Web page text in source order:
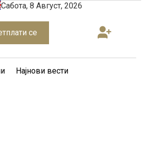
Сабота, 8 Август, 2026
се
Најнови вести